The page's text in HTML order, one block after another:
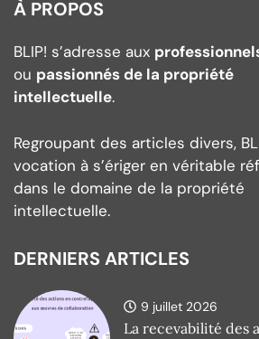
À PROPOS
BLIP! s’adresse aux
ou passionnés de la propriété
intellectuelle.
Regroupant des articles divers,
vocation à s’ériger en véritable
dans le domaine de la propriété
intellectuelle.
DERNIERS ARTICLES
9 juillet 2026
La recevabilité des